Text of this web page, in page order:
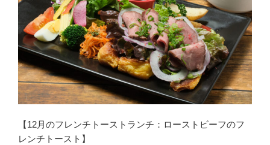
【12月のフレンチトーストランチ：ローストビーフのフ
レンチトースト】